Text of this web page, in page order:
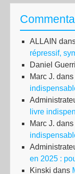
ALLAIN
répressif,
Daniel
Marc J. dans
livre
Marc J. dans
en 2025 :
Kinski dans